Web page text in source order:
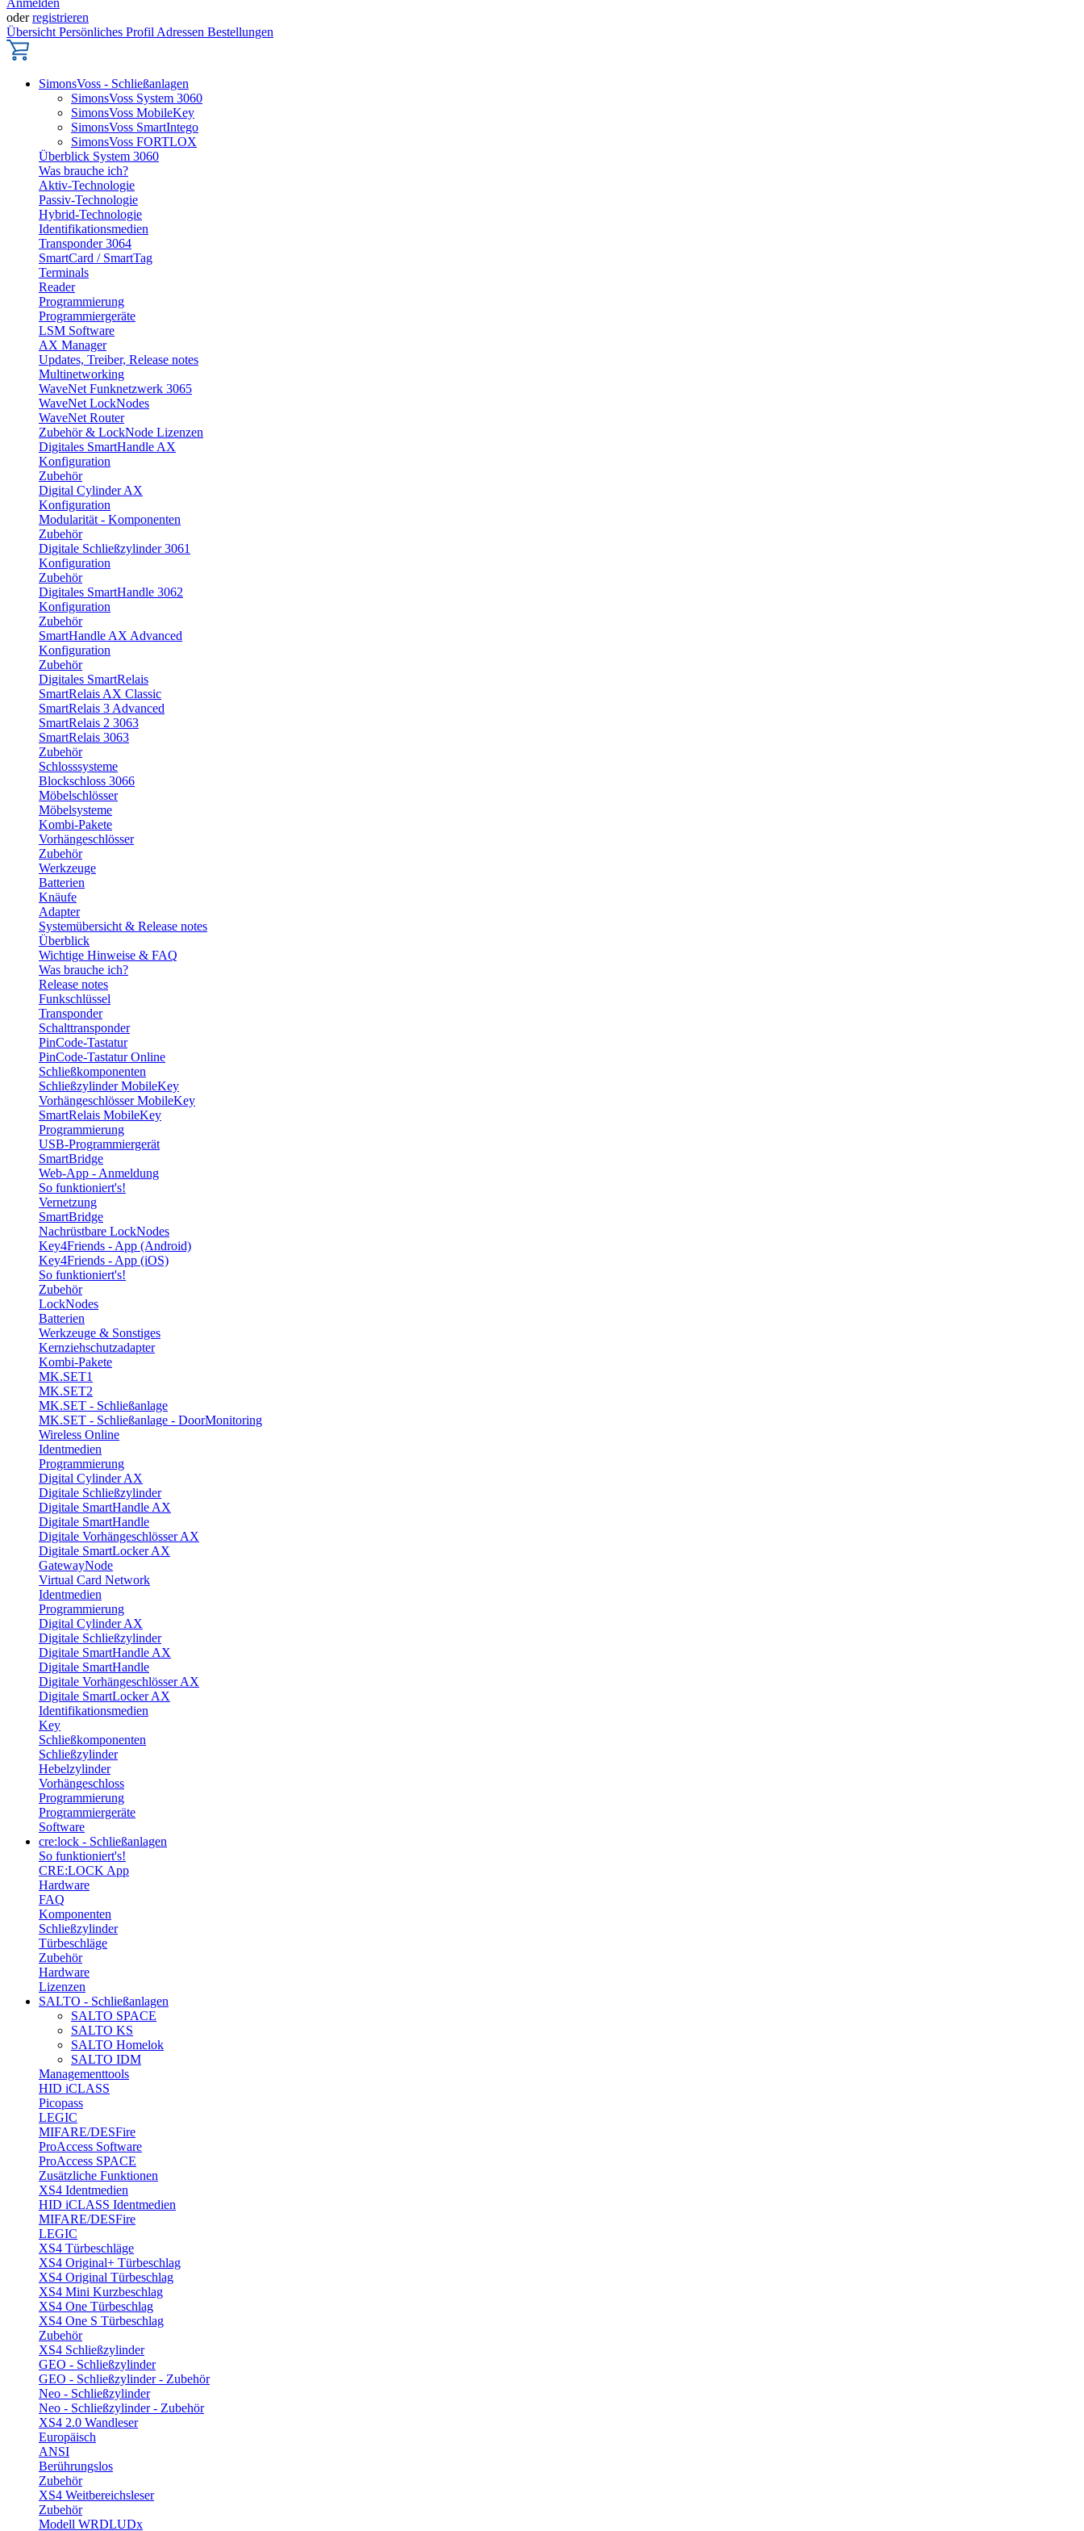
Anmelden
oderregistrieren
Übersicht Persönliches Profil Adressen Bestellungen
SimonsVoss - Schließanlagen
SimonsVoss System 3060
SimonsVoss MobileKey
SimonsVoss SmartIntego
SimonsVoss FORTLOX
Überblick System 3060
Was brauche ich?
Aktiv-Technologie
Passiv-Technologie
Hybrid-Technologie
Identifikationsmedien
Transponder 3064
SmartCard / SmartTag
Terminals
Reader
Programmierung
Programmiergeräte
LSM Software
AX Manager
Updates, Treiber, Release notes
Multinetworking
WaveNet Funknetzwerk 3065
WaveNet LockNodes
WaveNet Router
Zubehör & LockNode Lizenzen
Digitales SmartHandle AX
Konfiguration
Zubehör
Digital Cylinder AX
Konfiguration
Modularität - Komponenten
Zubehör
Digitale Schließzylinder 3061
Konfiguration
Zubehör
Digitales SmartHandle 3062
Konfiguration
Zubehör
SmartHandle AX Advanced
Konfiguration
Zubehör
Digitales SmartRelais
SmartRelais AX Classic
SmartRelais 3 Advanced
SmartRelais 2 3063
SmartRelais 3063
Zubehör
Schlosssysteme
Blockschloss 3066
Möbelschlösser
Möbelsysteme
Kombi-Pakete
Vorhängeschlösser
Zubehör
Werkzeuge
Batterien
Knäufe
Adapter
Systemübersicht & Release notes
Überblick
Wichtige Hinweise & FAQ
Was brauche ich?
Release notes
Funkschlüssel
Transponder
Schalttransponder
PinCode-Tastatur
PinCode-Tastatur Online
Schließkomponenten
Schließzylinder MobileKey
Vorhängeschlösser MobileKey
SmartRelais MobileKey
Programmierung
USB-Programmiergerät
SmartBridge
Web-App - Anmeldung
So funktioniert's!
Vernetzung
SmartBridge
Nachrüstbare LockNodes
Key4Friends - App (Android)
Key4Friends - App (iOS)
So funktioniert's!
Zubehör
LockNodes
Batterien
Werkzeuge & Sonstiges
Kernziehschutzadapter
Kombi-Pakete
MK.SET1
MK.SET2
MK.SET - Schließanlage
MK.SET - Schließanlage - DoorMonitoring
Wireless Online
Identmedien
Programmierung
Digital Cylinder AX
Digitale Schließzylinder
Digitale SmartHandle AX
Digitale SmartHandle
Digitale Vorhängeschlösser AX
Digitale SmartLocker AX
GatewayNode
Virtual Card Network
Identmedien
Programmierung
Digital Cylinder AX
Digitale Schließzylinder
Digitale SmartHandle AX
Digitale SmartHandle
Digitale Vorhängeschlösser AX
Digitale SmartLocker AX
Identifikationsmedien
Key
Schließkomponenten
Schließzylinder
Hebelzylinder
Vorhängeschloss
Programmierung
Programmiergeräte
Software
cre:lock - Schließanlagen
So funktioniert's!
CRE:LOCK App
Hardware
FAQ
Komponenten
Schließzylinder
Türbeschläge
Zubehör
Hardware
Lizenzen
SALTO - Schließanlagen
SALTO SPACE
SALTO KS
SALTO Homelok
SALTO IDM
Managementtools
HID iCLASS
Picopass
LEGIC
MIFARE/DESFire
ProAccess Software
ProAccess SPACE
Zusätzliche Funktionen
XS4 Identmedien
HID iCLASS Identmedien
MIFARE/DESFire
LEGIC
XS4 Türbeschläge
XS4 Original+ Türbeschlag
XS4 Original Türbeschlag
XS4 Mini Kurzbeschlag
XS4 One Türbeschlag
XS4 One S Türbeschlag
Zubehör
XS4 Schließzylinder
GEO - Schließzylinder
GEO - Schließzylinder - Zubehör
Neo - Schließzylinder
Neo - Schließzylinder - Zubehör
XS4 2.0 Wandleser
Europäisch
ANSI
Berührungslos
Zubehör
XS4 Weitbereichsleser
Zubehör
Modell WRDLUDx